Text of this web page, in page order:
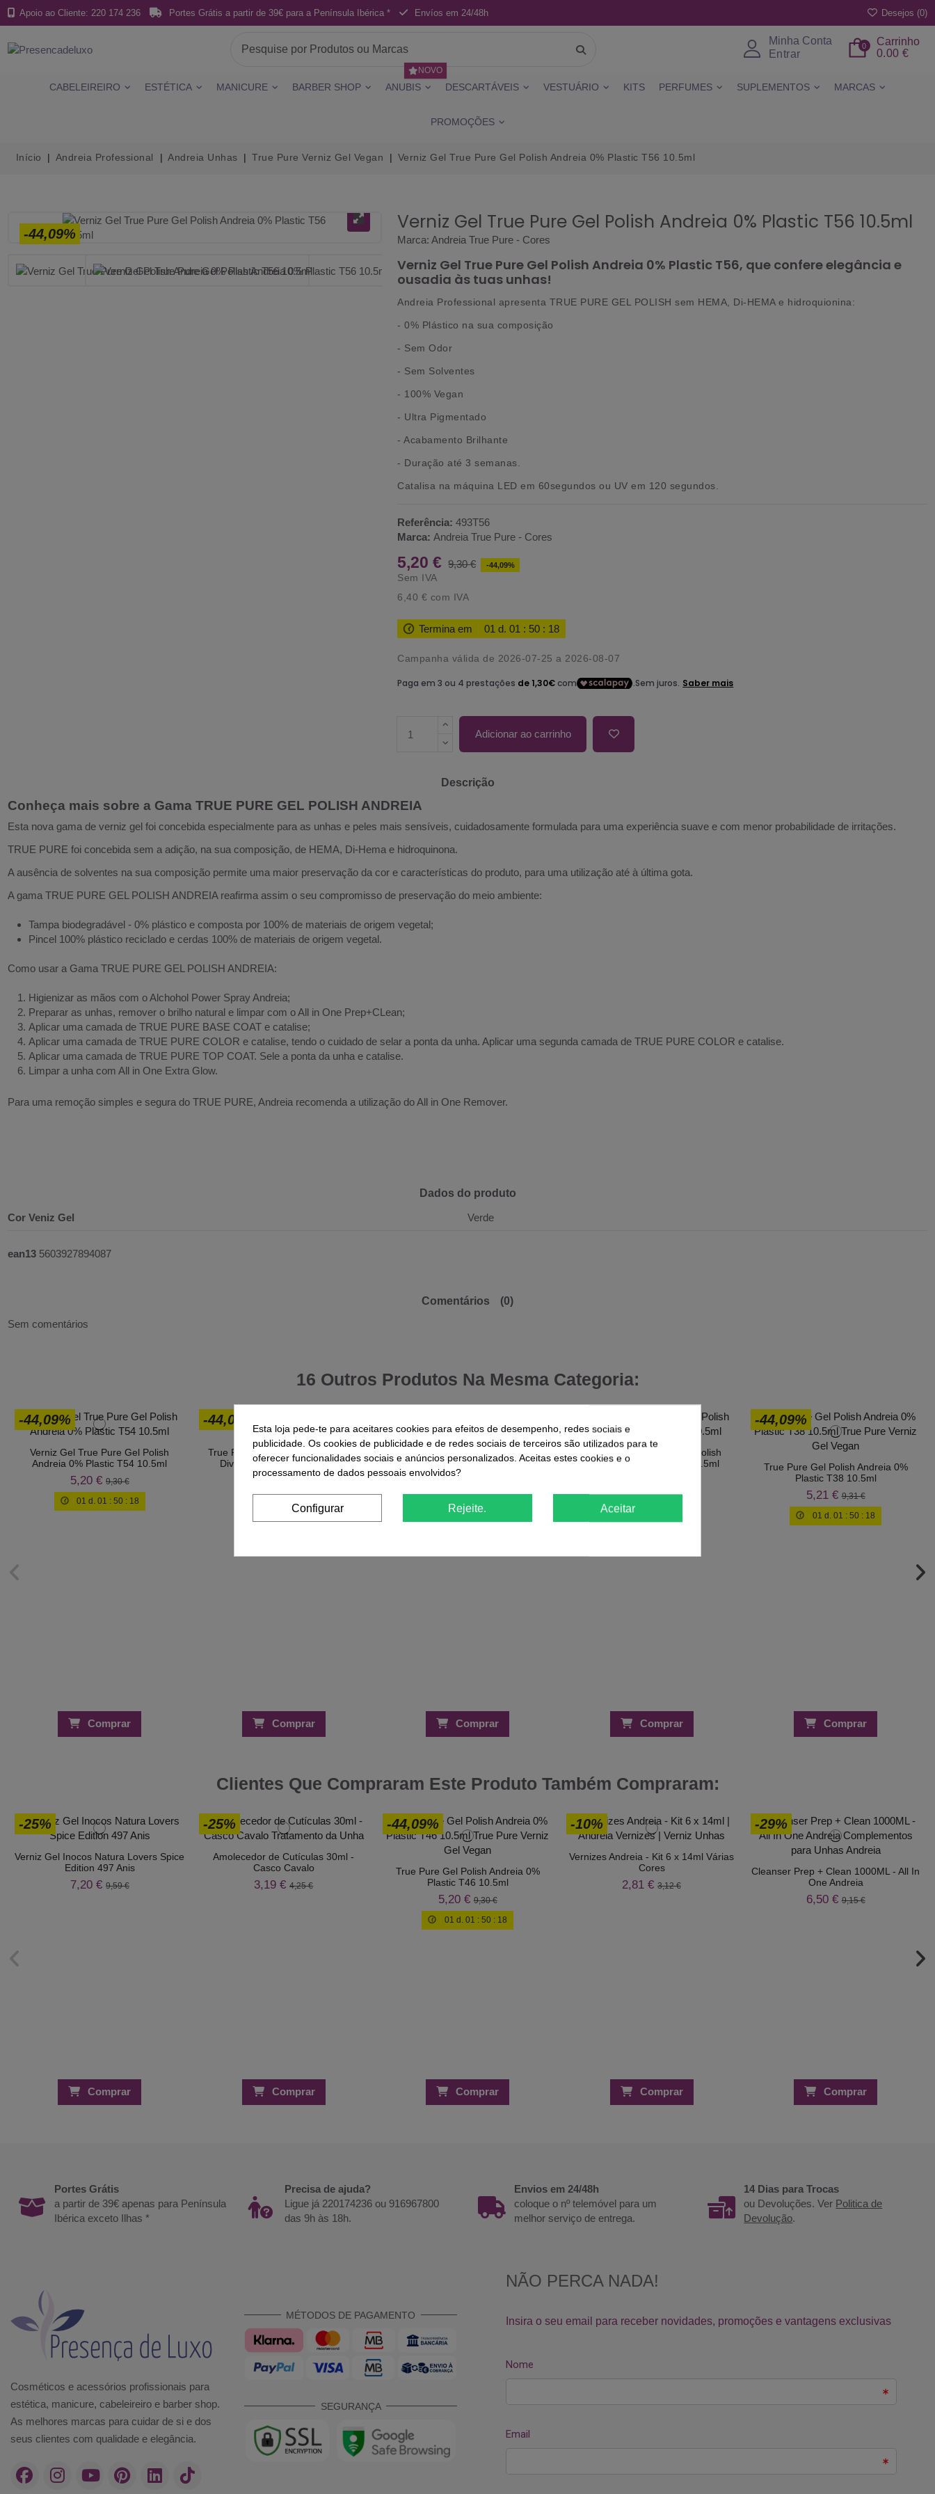
Apoio ao Cliente: 220 174 236 Portes Grátis a partir de 39€ para a Península Ibérica * Envíos em 24/48h Desejos (0)
Minha Conta
Entrar
Carrinho
0
0.00 €
CABELEIREIRO ESTÉTICA MANICURE BARBER SHOP ANUBIS
NOVO
DESCARTÁVEIS VESTUÁRIO KITS PERFUMES SUPLEMENTOS MARCAS
PROMOÇÕES
Início Andreia Professional Andreia Unhas True Pure Verniz Gel Vegan Verniz Gel True Pure Gel Polish Andreia 0% Plastic T56 10.5ml
-44,09% Verniz Gel True Pure Gel Polish Andreia 0% Plastic T56 10.5ml
Marca: Andreia True Pure - Cores
Verniz Gel True Pure Gel Polish Andreia 0% Plastic T56, que confere elegância e
ousadia às tuas unhas!
Andreia Professional apresenta TRUE PURE GEL POLISH sem HEMA, Di-HEMA e hidroquionina:
- 0% Plástico na sua composição
- Sem Odor
- Sem Solventes
- 100% Vegan
- Ultra Pigmentado
- Acabamento Brilhante
- Duração até 3 semanas.
Catalisa na máquina LED em 60segundos ou UV em 120 segundos.
Referência: 493T56
Marca: Andreia True Pure - Cores
5,20 € 9,30 € -44,09%
Sem IVA
6,40 € com IVA
Termina em 01 d. 01 : 50 : 17
Campanha válida de 2026-07-25 a 2026-08-07
Adicionar ao carrinho
Descrição
Conheça mais sobre a Gama TRUE PURE GEL POLISH ANDREIA
Esta nova gama de verniz gel foi concebida especialmente para as unhas e peles mais sensíveis, cuidadosamente formulada para uma experiência suave e com menor probabilidade de irritações.
TRUE PURE foi concebida sem a adição, na sua composição, de HEMA, Di-Hema e hidroquinona.
A ausência de solventes na sua composição permite uma maior preservação da cor e características do produto, para uma utilização até à última gota.
A gama TRUE PURE GEL POLISH ANDREIA reafirma assim o seu compromisso de preservação do meio ambiente:
Tampa biodegradável - 0% plástico e composta por 100% de materiais de origem vegetal;
Pincel 100% plástico reciclado e cerdas 100% de materiais de origem vegetal.
Como usar a Gama TRUE PURE GEL POLISH ANDREIA:
Higienizar as mãos com o Alchohol Power Spray Andreia;
Preparar as unhas, remover o brilho natural e limpar com o All in One Prep+CLean;
Aplicar uma camada de TRUE PURE BASE COAT e catalise;
Aplicar uma camada de TRUE PURE COLOR e catalise, tendo o cuidado de selar a ponta da unha. Aplicar uma segunda camada de TRUE PURE COLOR e catalise.
Aplicar uma camada de TRUE PURE TOP COAT. Sele a ponta da unha e catalise.
Limpar a unha com All in One Extra Glow.
Para uma remoção simples e segura do TRUE PURE, Andreia recomenda a utilização do All in One Remover.
Dados do produto
Cor Veniz Gel Verde
ean13 5603927894087
Comentários
(0)
Sem comentários
16 Outros Produtos Na Mesma Categoria:
-44,09%
Verniz Gel True Pure Gel Polish
Andreia 0% Plastic T54 10.5ml
5,20 € 9,30 €
01 d. 01 :50 : 17
Comprar
-44,09%
True Pure Gel Polish Andreia Pure
Diving PV2 - Edição Limitada
5,20 €
Comprar
True Pure Gel Polish Andreia 0%
Plastic T31 10.5ml
5,21 €9,31 €
d.
Comprar
Verniz Gel True Pure Gel Polish
Andreia 0% Plastic T53 10.5ml
Comprar
-44,09%
True Pure Gel Polish Andreia 0%
Plastic T38 10.5ml
5,21 €9,31 €
01 d. 01 : 50 : 17
Comprar
Clientes Que Compraram Este Produto Também Compraram:
-25%
Verniz Gel Inocos Natura Lovers Spice
Edition 497 Anis
7,20 € 9,59 €
Comprar
-25%
Amolecedor de Cutículas 30ml -
Casco Cavalo
3,19 €4,25 €
Comprar
-44,09%
True Pure Gel Polish Andreia 0%
Plastic T46 10.5ml
5,20 €9,30 €
01 d. 01 : 50 : 17
Comprar
-10%
Vernizes Andreia - Kit 6 x 14ml Várias
Cores
2,81 €3,12 €
Comprar
-29%
Cleanser Prep + Clean 1000ML - All In
One Andreia
6,50 €9,15 €
Comprar
Portes Grátis
a partir de 39€ apenas para Península
Ibérica exceto Ilhas *
Precisa de ajuda?
Ligue já 220174236 ou 916967800
das 9h às 18h.
Envios em 24/48h
coloque o nº telemóvel para um
melhor serviço de entrega.
14 Dias para Trocas
ou Devoluções. Ver Politica de
Devolução.
Cosméticos e acessórios profissionais para
estética, manicure, cabeleireiro e barber shop.
As melhores marcas para cuidar de si e dos
seus clientes com qualidade e elegância.
MÉTODOS DE PAGAMENTO
SEGURANÇA
Esta loja pede-te para aceitares cookies para efeitos de desempenho, redes sociais e
publicidade. Os cookies de publicidade e de redes sociais de terceiros são utilizados para te
oferecer funcionalidades sociais e anúncios personalizados. Aceitas estes cookies e o
processamento de dados pessoais envolvidos?
Configurar Rejeite. Aceitar